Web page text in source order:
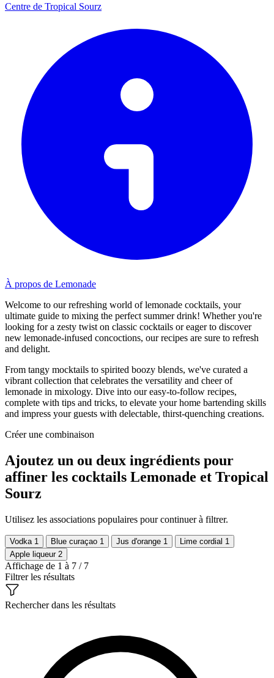
Centre de Tropical Sourz
À propos de Lemonade
Welcome to our refreshing world of lemonade cocktails, your
ultimate guide to mixing the perfect summer drink! Whether you're
looking for a zesty twist on classic cocktails or eager to discover
new lemonade-infused concoctions, our recipes are sure to refresh
and delight.
From tangy mocktails to spirited boozy blends, we've curated a
vibrant collection that celebrates the versatility and cheer of
lemonade in mixology. Dive into our easy-to-follow recipes,
complete with tips and tricks, to elevate your home bartending skills
and impress your guests with delectable, thirst-quenching creations.
Créer une combinaison
Ajoutez un ou deux ingrédients pour
affiner les cocktails Lemonade et Tropical
Sourz
Utilisez les associations populaires pour continuer à filtrer.
Vodka 1 Blue curaçao 1 Jus d'orange 1 Lime cordial 1
Apple liqueur 2
Affichage de 1 à 7 / 7
Filtrer les résultats
Rechercher dans les résultats